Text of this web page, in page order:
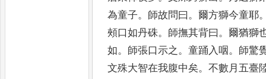
為童子。 師故問曰。爾方獅今童耶
頰口如丹硃。 師撫其背曰。爾猶獅
如。 師張口示之。童踊入咽 。 師驚
文殊大智在我腹中矣。不數月五臺